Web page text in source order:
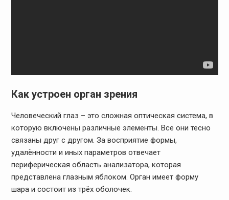
Как устроен орган зрения
Человеческий глаз – это сложная оптическая система, в
которую включены различные элементы. Все они тесно
связаны друг с другом. За восприятие формы,
удалённости и иных параметров отвечает
периферическая область анализатора, которая
представлена глазным яблоком. Орган имеет форму
шара и состоит из трёх оболочек.